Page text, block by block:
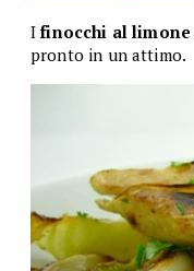
Ifinocchi al limone
pronto in un attimo.